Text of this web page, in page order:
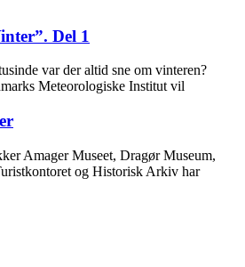
Del 1
var der altid sne om vinteren?
Meteorologiske Institut vil
Amager Museet, Dragør Museum,
og Historisk Arkiv har